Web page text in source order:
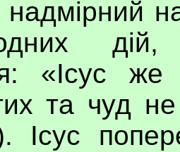
надмірний
«Ісус
та чуд
Ісус